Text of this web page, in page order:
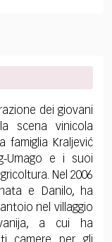
dei giovani
scena vinicola
famiglia Kraljević
Umago e i suoi
Nel 2006
e Danilo, ha
nel villaggio
a cui ha